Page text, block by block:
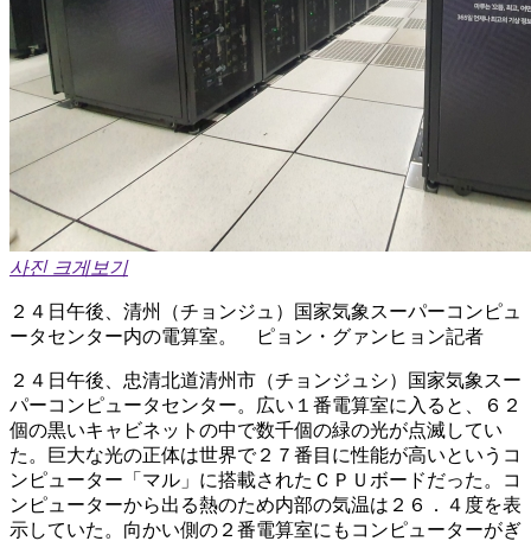
사진 크게보기
２４日午後、清州（チョンジュ）国家気象スーパーコンピュ
ータセンター内の電算室。 ピョン・グァンヒョン記者
２４日午後、忠清北道清州市（チョンジュシ）国家気象スー
パーコンピュータセンター。広い１番電算室に入ると、６２
個の黒いキャビネットの中で数千個の緑の光が点滅してい
た。巨大な光の正体は世界で２７番目に性能が高いというコ
ンピューター「マル」に搭載されたＣＰＵボードだった。コ
ンピューターから出る熱のため内部の気温は２６．４度を表
示していた。向かい側の２番電算室にもコンピューターがぎ